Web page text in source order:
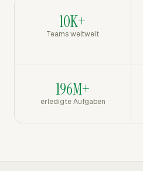
10K+
Teams weltweit
196M+
erledigte Aufgaben